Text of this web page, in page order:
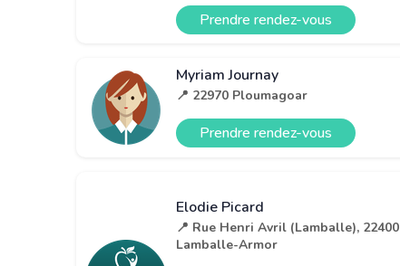
Prendre rendez-vous
Myriam Journay
📍 22970 Ploumagoar
Prendre rendez-vous
Elodie Picard
📍 Rue Henri Avril (Lamballe), 22400
Lamballe-Armor